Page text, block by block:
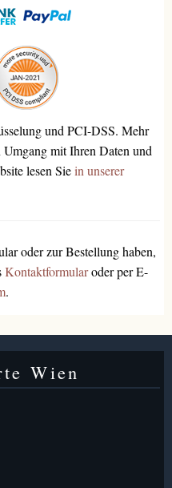
und PCI-DSS. Mehr
mit Ihren Daten und
lesen Siein unserer
oder zur Bestellung haben,
Kontaktformularoder per E-
.
Wien